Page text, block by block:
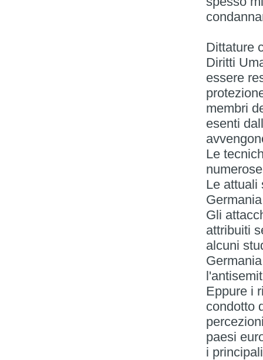
Dittature
Diritti
essere
membri
esenti
Le
Le attuali
Gli
attribuiti
alcuni
Eppure i
condotto
paesi
i